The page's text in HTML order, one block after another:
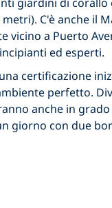
C'è anche il
vicino a Puerto
ed esperti.
certificazione
perfetto.
anche in
giorno con due